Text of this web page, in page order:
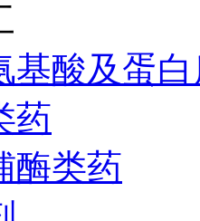
基酸及蛋
药
酶类药